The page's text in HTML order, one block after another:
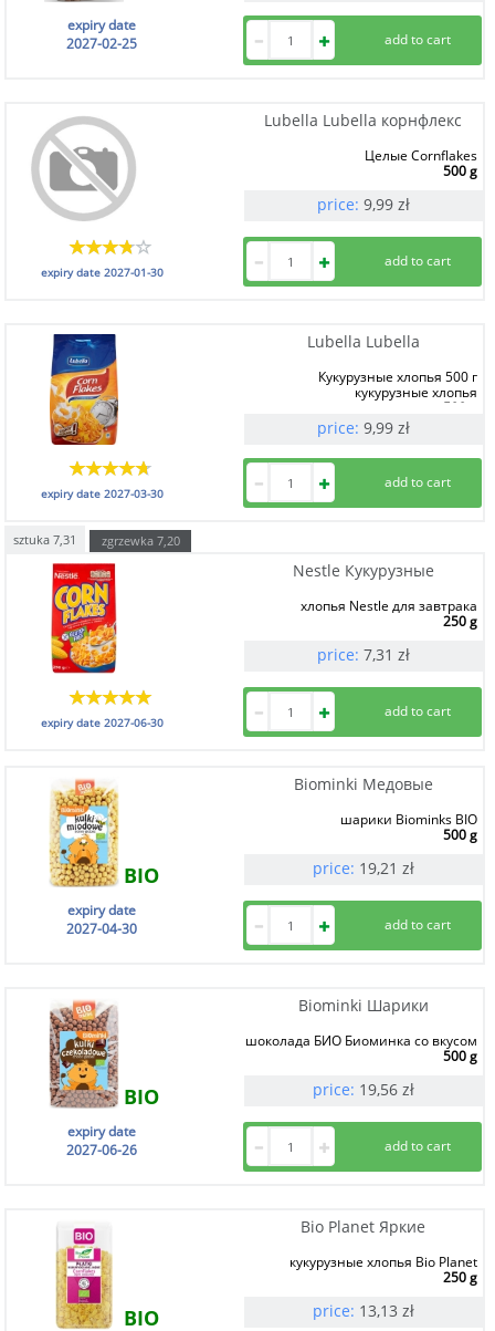
expiry date
2027-02-25
Lubella Lubella корнфлекс
Целые Cornflakes
500 g
price: 9,99 zł
expiry date 2027-01-30
Lubella Lubella
Кукурузные хлопья 500 г
кукурузные хлопья
500 g
price: 9,99 zł
expiry date 2027-03-30
sztuka 7,31 zgrzewka 7,20
Nestle Кукурузные
хлопья Nestle для завтрака
250 g
price: 7,31 zł
expiry date 2027-06-30
Biominki Медовые
BIO
шарики Biominks BIO
500 g
price: 19,21 zł
expiry date
2027-04-30
Biominki Шарики
BIO
шоколада БИО Биоминка со вкусом
500 g
price: 19,56 zł
expiry date
2027-06-26
Bio Planet Яркие
BIO
кукурузные хлопья Bio Planet
250 g
price: 13,13 zł